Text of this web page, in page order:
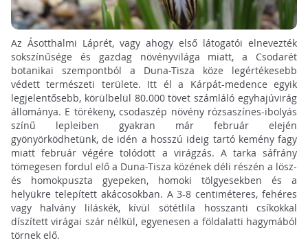
Az Ásotthalmi Láprét, vagy ahogy első látogatói elnevezték
sokszínűsége és gazdag növényvilága miatt, a Csodarét
botanikai szempontból a Duna-Tisza köze legértékesebb
védett természeti területe. Itt él a Kárpát-medence egyik
legjelentősebb, körülbelül 80.000 tövet számláló egyhajúvirág
állománya. E törékeny, csodaszép növény rózsaszínes-ibolyás
színű lepleiben gyakran már február elején
gyönyörködhetünk, de idén a hosszú ideig tartó kemény fagy
miatt február végére tolódott a virágzás. A tarka sáfrány
tömegesen fordul elő a Duna-Tisza közének déli részén a lösz-
és homokpuszta gyepeken, homoki tölgyesekben és a
helyükre telepített akácosokban. A 3-8 centiméteres, fehéres
vagy halvány liláskék, kívül sötétlila hosszanti csíkokkal
díszített virágai szár nélkül, egyenesen a földalatti hagymából
törnek elő.